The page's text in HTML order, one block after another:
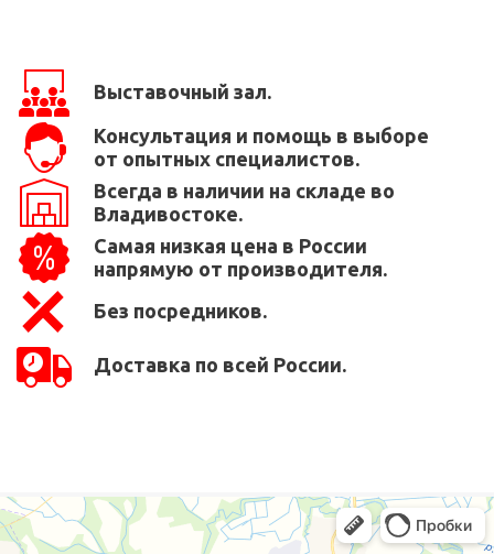
Выставочный зал.
Консультация и помощь в выборе
от опытных специалистов.
Всегда в наличии на складе во
Владивостоке.
Самая низкая цена в России
напрямую от производителя.
Без посредников.
Доставка по всей России.